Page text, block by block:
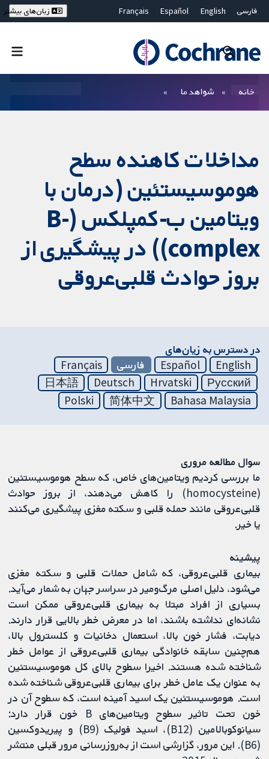
فارسی English
Español
Français
Bahasa Malaysia
ไทย
繁體中文
زبان‌های بیشتر
خانه شواهد ما
مداخلات کاهنده سطح
هوموسیستئین (درمان با
ویتامین ب-کمپلکس (B-
complex)) در پیشگیری از
بروز حوادث قلبی‌عروقی
در دسترس به زیان‌های
English
Español فارسی
Français
Русский
Hrvatski
Deutsch
日本語
Bahasa Malaysia
简体中文
Polski
سوال مطالعه مروری
ما بررسی کردیم ویتامین‌های خاص، که سطح هوموسیستئین
(homocysteine) را کاهش می‌دهند، از بروز حوادث
قلبی‌عروقی مانند حمله قلبی و سکته مغزی پیشگیری می‌کنند
یا خیر.
پیشینه
بیماری قلبی‌عروقی، که شامل حملات قلبی و سکته مغزی
می‌شود، دلیل اصلی مرگ‌ومیر در سراسر جهان به‌ شمار می‌آید.
بسیاری از افراد مبتلا به بیماری قلبی‌عروقی ممکن است
نشانه‌ای نداشته باشند، اما در معرض خطر بالایی قرار دارند.
دیابت، فشار خون بالا، استعمال دخانیات و کلسترول بالا،
هم‌چنین سابقه خانوادگی بیماری قلبی‌عروقی از عوامل خطر
شناخته شده هستند. اخیرا سطوح بالای کل هوموسیستئین
به عنوان یک عامل خطر برای بیماری قلبی‌عروقی شناخته شده
است. هوموسیستئین یک اسید آمینه است، که سطوح آن در
خون تحت تاثیر سطوح ویتامین‌های B خون قرار دارد:
سیانوکوبالامین (B12)، اسید فولیک (B9) و پیریدوکسین
(B6). این مرور، گزارشی است از به‌روزرسانی مرور قبلی منتشر